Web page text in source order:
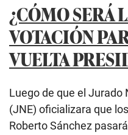
¿CÓMO SERÁ
VOTACIÓN
VUELTA
Luego de que el Jurado
(JNE) oficializara que
Roberto Sánchez